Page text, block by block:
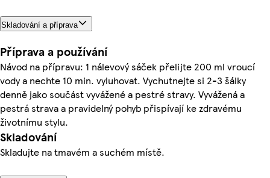
Skladování a příprava
Příprava a používání
Návod na přípravu: 1 nálevový sáček přelijte 200 ml vroucí
vody a nechte 10 min. vyluhovat. Vychutnejte si 2-3 šálky
denně jako součást vyvážené a pestré stravy. Vyvážená a
pestrá strava a pravidelný pohyb přispívají ke zdravému
životnímu stylu.
Skladování
Skladujte na tmavém a suchém místě.